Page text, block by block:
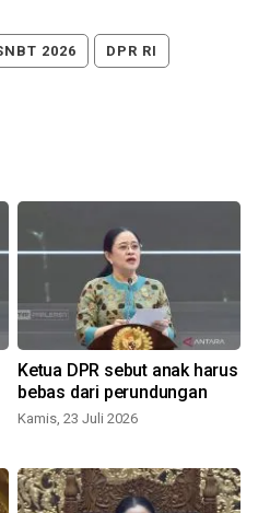
2026 DPR RI
Ketua DPR sebut anak harus
bebas dari perundungan
Kamis, 23 Juli 2026